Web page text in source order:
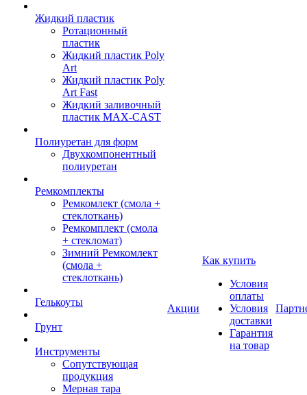
Жидкий пластик
Ротационный
пластик
Жидкий пластик Poly
Art
Жидкий пластик Poly
Art Fast
Жидкий заливочный
пластик MAX-CAST
Полиуретан для форм
Двухкомпонентный
полиуретан
Ремкомплекты
Ремкомлект (смола +
стеклоткань)
Ремкомплект (смола
+ стекломат)
Зимний Ремкомлект
(смола +
стеклоткань)
Гелькоуты
Грунт
Инструменты
Сопутствующая
продукция
Мерная тара
Акции
Как купить
Условия
оплаты
Условия
доставки
Гарантия
на товар